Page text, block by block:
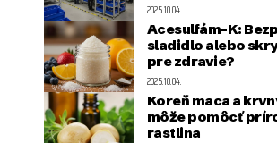
2025.10.04.
Acesulfám-K:
sladidlo alebo
pre zdravie?
2025.10.04.
Koreň maca a
môže pomôcť
rastlina